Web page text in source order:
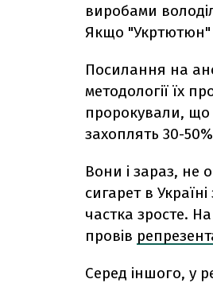
виробами
Якщо "Укртютюн"
Посилання на
методології їх
пророкували, що
захоплять 30-
Вони і зараз, не
сигарет в
частка зросте.
провів
Серед іншого, у